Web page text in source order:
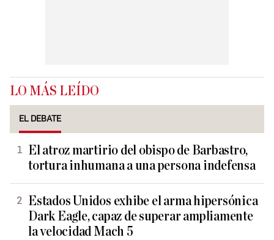
LO MÁS LEÍDO
EL DEBATE
El atroz martirio del obispo de Barbastro,
tortura inhumana a una persona indefensa
Estados Unidos exhibe el arma hipersónica
Dark Eagle, capaz de superar ampliamente
la velocidad Mach 5